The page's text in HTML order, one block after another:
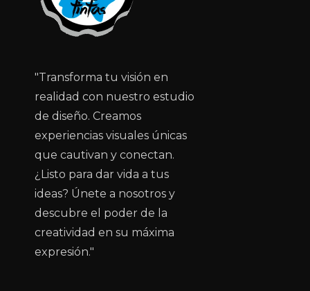
"Transforma tu visión en
realidad con nuestro estudio
de diseño. Creamos
experiencias visuales únicas
que cautivan y conectan.
¿Listo para dar vida a tus
ideas? Únete a nosotros y
descubre el poder de la
creatividad en su máxima
expresión."